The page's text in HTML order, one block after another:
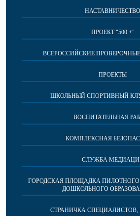
НАСТАВНИЧЕСТВО
ПРОЕКТ "500 +"
ВСЕРОССИЙСКИЕ
ПРОЕКТЫ
ШКОЛЬНЫЙ СПОРТИВНЫЙ
ВОСПИТАТЕЛЬНАЯ
КОМПЛЕКСНАЯ
СЛУЖБА
ГОРОДСКАЯ ПЛОЩАДКА
ДОШКОЛЬНОГО
СТРАНИЧКА СПЕЦИАЛИСТОВ,